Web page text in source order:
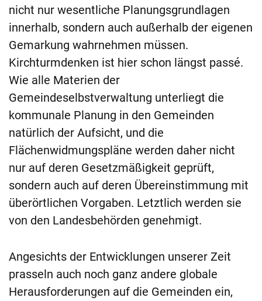
nicht nur wesentliche Planungsgrundlagen
innerhalb, sondern auch außerhalb der eigenen
Gemarkung wahrnehmen müssen.
Kirchturmdenken ist hier schon längst passé.
Wie alle Materien der
Gemeindeselbstverwaltung unterliegt die
kommunale Planung in den Gemeinden
natürlich der Aufsicht, und die
Flächenwidmungspläne werden daher nicht
nur auf deren Gesetzmäßigkeit geprüft,
sondern auch auf deren Übereinstimmung mit
überörtlichen Vorgaben. Letztlich werden sie
von den Landesbehörden genehmigt.
Angesichts der Entwicklungen unserer Zeit
prasseln auch noch ganz andere globale
Herausforderungen auf die Gemeinden ein,